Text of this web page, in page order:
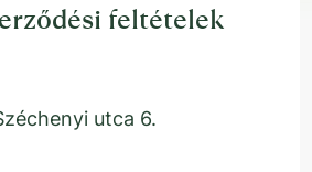
feltételek
utca 6.